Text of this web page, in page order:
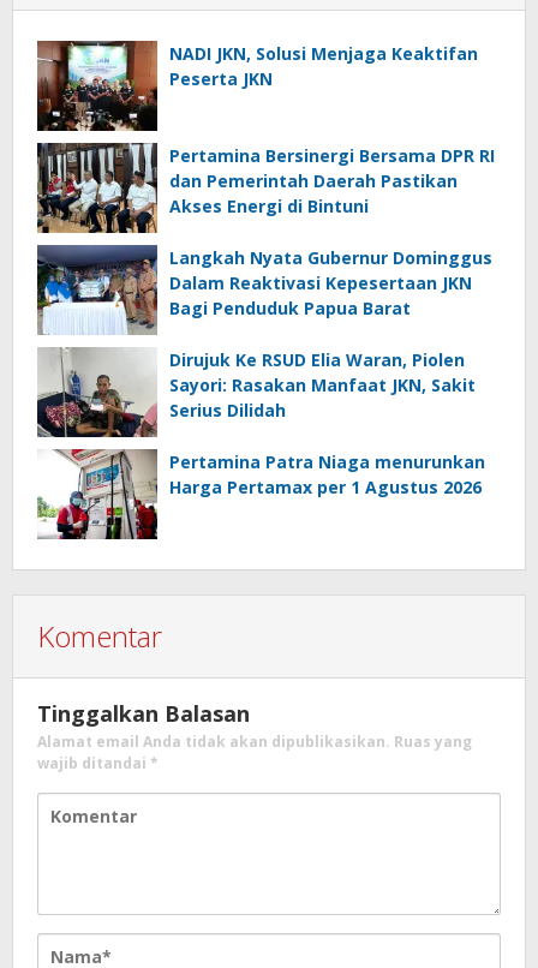
NADI JKN, Solusi Menjaga Keaktifan
Peserta JKN
Pertamina Bersinergi Bersama DPR RI
dan Pemerintah Daerah Pastikan
Akses Energi di Bintuni
Langkah Nyata Gubernur Dominggus
Dalam Reaktivasi Kepesertaan JKN
Bagi Penduduk Papua Barat
Dirujuk Ke RSUD Elia Waran, Piolen
Sayori: Rasakan Manfaat JKN, Sakit
Serius Dilidah
Pertamina Patra Niaga menurunkan
Harga Pertamax per 1 Agustus 2026
Komentar
Tinggalkan Balasan
Alamat email Anda tidak akan dipublikasikan. Ruas yang
wajib ditandai *